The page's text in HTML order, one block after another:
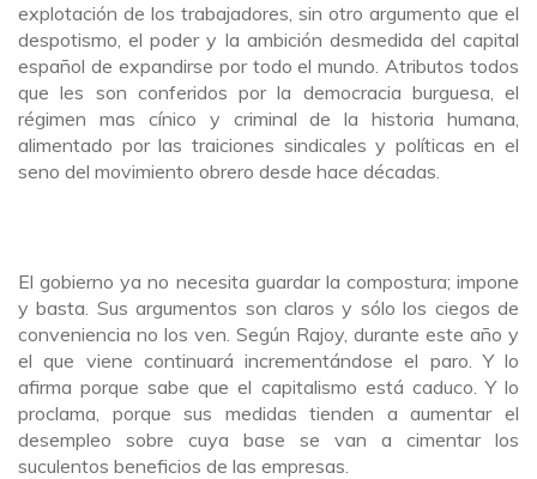
explotación de los trabajadores, sin otro argumento que el
despotismo, el poder y la ambición desmedida del capital
español de expandirse por todo el mundo. Atributos todos
que les son conferidos por la democracia burguesa, el
régimen mas cínico y criminal de la historia humana,
alimentado por las traiciones sindicales y políticas en el
seno del movimiento obrero desde hace décadas.
El gobierno ya no necesita guardar la compostura; impone
y basta. Sus argumentos son claros y sólo los ciegos de
conveniencia no los ven. Según Rajoy, durante este año y
el que viene continuará incrementándose el paro. Y lo
afirma porque sabe que el capitalismo está caduco. Y lo
proclama, porque sus medidas tienden a aumentar el
desempleo sobre cuya base se van a cimentar los
suculentos beneficios de las empresas.